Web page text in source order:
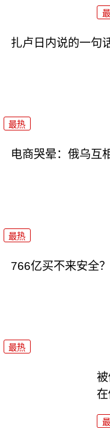
扎卢日内说的一句
最热
电商哭晕：俄乌互
最热
766亿买不来安全
最热
在